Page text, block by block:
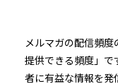
メルマガの配信頻
提供できる頻度」で
者に有益な情報を発